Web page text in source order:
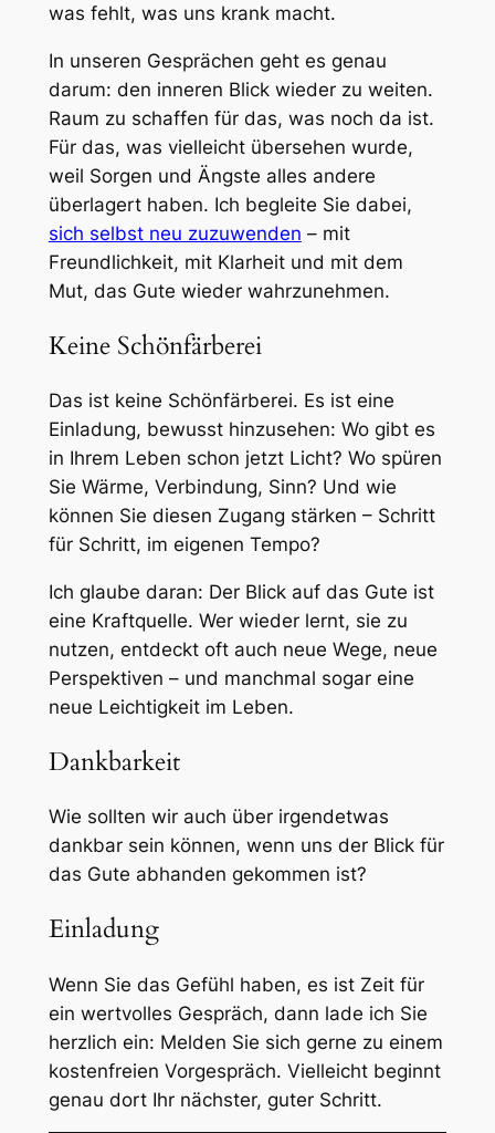
was fehlt, was uns krank macht.
In unseren Gesprächen geht es genau
darum: den inneren Blick wieder zu weiten.
Raum zu schaffen für das, was noch da ist.
Für das, was vielleicht übersehen wurde,
weil Sorgen und Ängste alles andere
überlagert haben. Ich begleite Sie dabei,
sich selbst neu zuzuwenden – mit
Freundlichkeit, mit Klarheit und mit dem
Mut, das Gute wieder wahrzunehmen.
Keine Schönfärberei
Das ist keine Schönfärberei. Es ist eine
Einladung, bewusst hinzusehen: Wo gibt es
in Ihrem Leben schon jetzt Licht? Wo spüren
Sie Wärme, Verbindung, Sinn? Und wie
können Sie diesen Zugang stärken – Schritt
für Schritt, im eigenen Tempo?
Ich glaube daran: Der Blick auf das Gute ist
eine Kraftquelle. Wer wieder lernt, sie zu
nutzen, entdeckt oft auch neue Wege, neue
Perspektiven – und manchmal sogar eine
neue Leichtigkeit im Leben.
Dankbarkeit
Wie sollten wir auch über irgendetwas
dankbar sein können, wenn uns der Blick für
das Gute abhanden gekommen ist?
Einladung
Wenn Sie das Gefühl haben, es ist Zeit für
ein wertvolles Gespräch, dann lade ich Sie
herzlich ein: Melden Sie sich gerne zu einem
kostenfreien Vorgespräch. Vielleicht beginnt
genau dort Ihr nächster, guter Schritt.